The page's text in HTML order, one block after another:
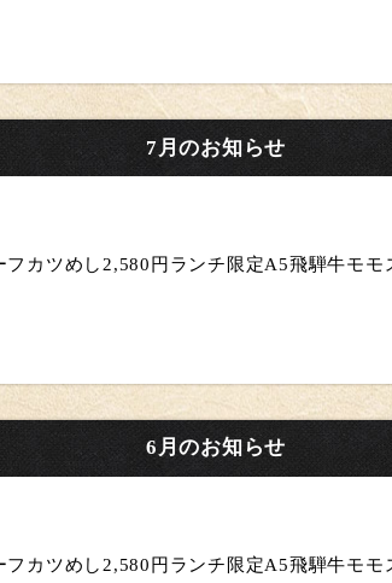
7月のお知らせ
カツめし2,580円ランチ限定A5飛騨牛モモ
6月のお知らせ
カツめし2,580円ランチ限定A5飛騨牛モモ